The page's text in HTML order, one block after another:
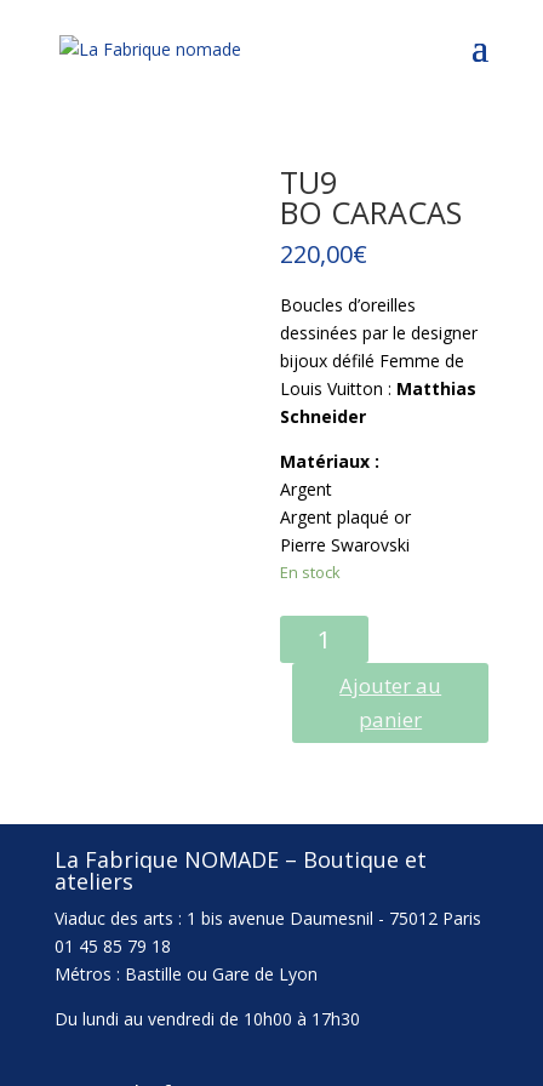
TU9
BO CARACAS
220,00€
Boucles d’oreilles
dessinées par le designer
bijoux défilé Femme de
Louis Vuitton : Matthias
Schneider
Matériaux :
Argent
Argent plaqué or
Pierre Swarovski
En stock
QUANTITÉ
DE
CARACAS
Ajouter au
panier
La Fabrique NOMADE – Boutique et
ateliers
Viaduc des arts : 1 bis avenue Daumesnil - 75012 Paris
01 45 85 79 18
Métros : Bastille ou Gare de Lyon
Du lundi au vendredi de 10h00 à 17h30